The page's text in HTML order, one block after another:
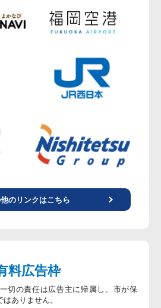
のリンクはこちら
料広告枠
切の責任は広告主に帰属し、市が保
ありません。